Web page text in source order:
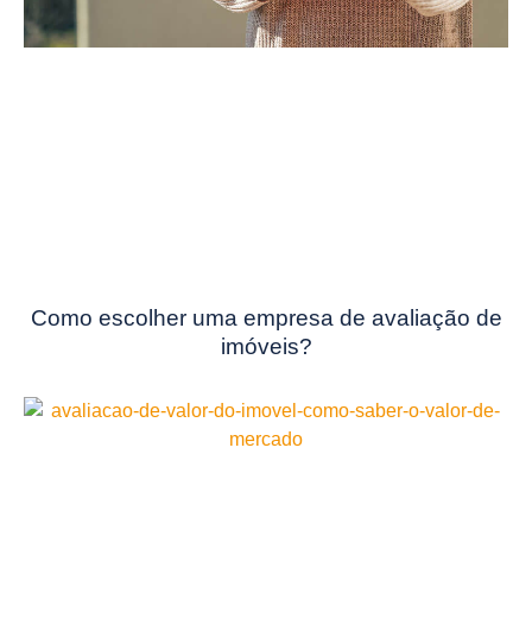
Como escolher uma empresa de avaliação de
imóveis?